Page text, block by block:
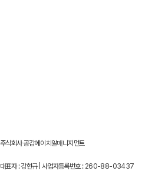
주식회사 공감에이치알매니지먼트
대표자 : 강현규 | 사업자등록번호 : 260-88-03437